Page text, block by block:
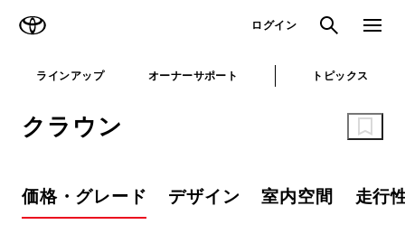
ログイン 検索 メニュ
ラインアップ オーナーサポート トピックス
クラウン
価格・グレード デザイン 室内空間 走行